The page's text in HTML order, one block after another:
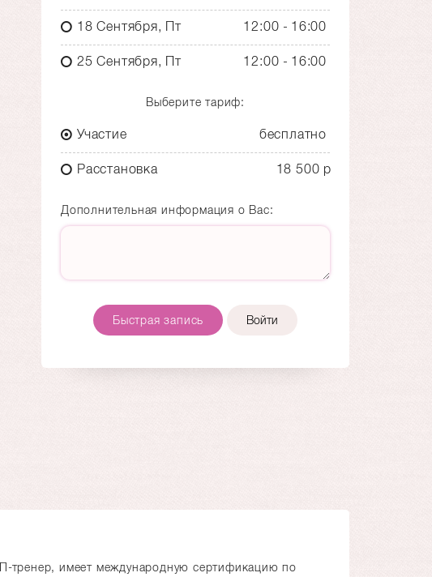
18 Сентября, Пт 12:00 16:00
25 Сентября, Пт 12:00 16:00
Выберите тариф:
Участие бесплатно
Расстановка 18 500 р
Дополнительная информация о Вас:
Быстрая запись Войти
тренер, имеет международную сертификацию по